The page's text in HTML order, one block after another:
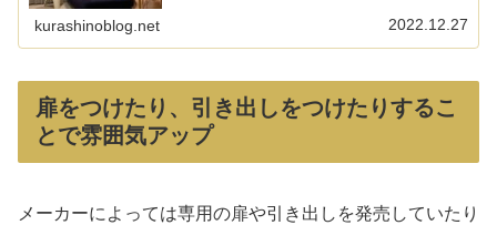
kurashinoblog.net 2022.12.27
扉をつけたり、引き出しをつけたりするこ
とで雰囲気アップ
メーカーによっては専用の扉や引き出しを発売していたり